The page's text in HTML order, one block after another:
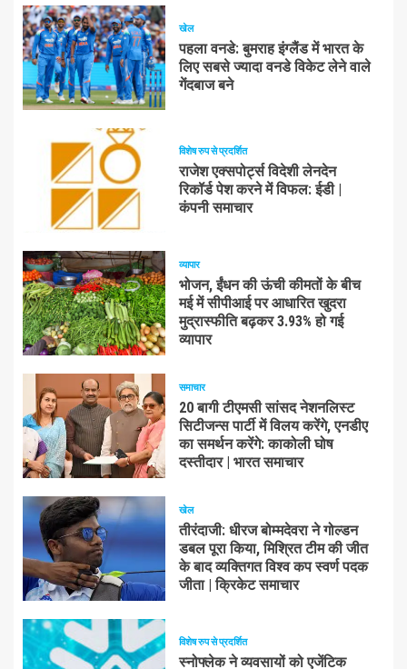
खेल
पहला वनडे: बुमराह इंग्लैंड में भारत के
लिए सबसे ज्यादा वनडे विकेट लेने वाले
गेंदबाज बने
विशेष रुप से प्रदर्शित
राजेश एक्सपोर्ट्स विदेशी लेनदेन
रिकॉर्ड पेश करने में विफल: ईडी |
कंपनी समाचार
व्यापार
भोजन, ईंधन की ऊंची कीमतों के बीच
मई में सीपीआई पर आधारित खुदरा
मुद्रास्फीति बढ़कर 3.93% हो गई
व्यापार
समाचार
20 बागी टीएमसी सांसद नेशनलिस्ट
सिटीजन्स पार्टी में विलय करेंगे, एनडीए
का समर्थन करेंगे: काकोली घोष
दस्तीदार | भारत समाचार
खेल
तीरंदाजी: धीरज बोम्मदेवरा ने गोल्डन
डबल पूरा किया, मिश्रित टीम की जीत
के बाद व्यक्तिगत विश्व कप स्वर्ण पदक
जीता | क्रिकेट समाचार
विशेष रुप से प्रदर्शित
स्नोफ्लेक ने व्यवसायों को एजेंटिक